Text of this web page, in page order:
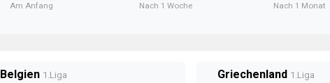
Am Anfang Nach 1 Woche Nach 1 Monat
Belgien 1.Liga Griechenland 1.Liga